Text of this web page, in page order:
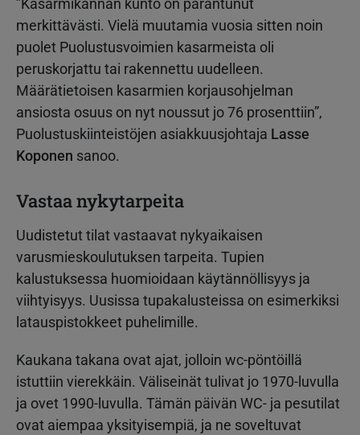
”Kasarmikannan kunto on parantunut
merkittävästi. Vielä muutamia vuosia sitten noin
puolet Puolustusvoimien kasarmeista oli
peruskorjattu tai rakennettu uudelleen.
Määrätietoisen kasarmien korjausohjelman
ansiosta osuus on nyt noussut jo 76 prosenttiin”,
Puolustuskiinteistöjen asiakkuusjohtaja Lasse
Koponen sanoo.
Vastaa nykytarpeita
Uudistetut tilat vastaavat nykyaikaisen
varusmieskoulutuksen tarpeita. Tupien
kalustuksessa huomioidaan käytännöllisyys ja
viihtyisyys. Uusissa tupakalusteissa on esimerkiksi
latauspistokkeet puhelimille.
Kaukana takana ovat ajat, jolloin wc-pöntöillä
istuttiin vierekkäin. Väliseinät tulivat jo 1970-luvulla
ja ovet 1990-luvulla. Tämän päivän WC- ja pesutilat
ovat aiempaa yksityisempiä, ja ne soveltuvat